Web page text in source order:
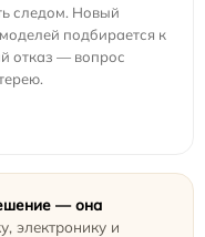
следом. Новый
подбирается к
отказ — вопрос
— она
электронику и